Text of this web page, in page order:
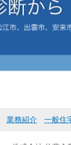
業務紹介 一般住